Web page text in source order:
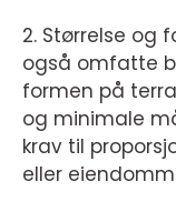
2. Størrelse og
også omfatte
formen på
og minimale
krav til
eller